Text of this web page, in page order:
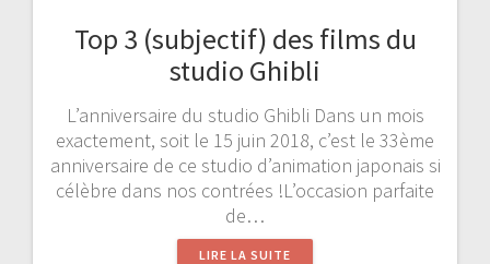
Top 3 (subjectif) des films du
studio Ghibli
L’anniversaire du studio Ghibli Dans un mois
exactement, soit le 15 juin 2018, c’est le 33ème
anniversaire de ce studio d’animation japonais si
célèbre dans nos contrées !L’occasion parfaite
de…
LIRE LA SUITE